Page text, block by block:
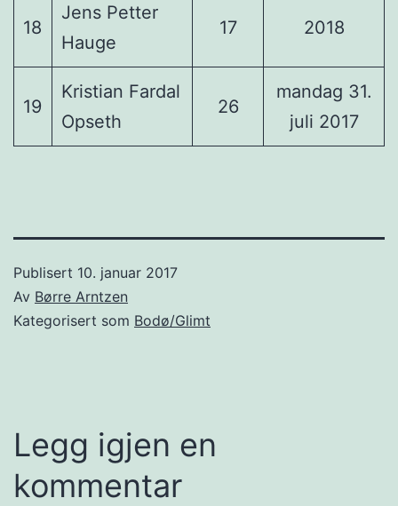
18
Jens Petter
Hauge
17 2018
19
Kristian Fardal
Opseth
26
mandag 31.
juli 2017
Publisert 10. januar 2017
Av Børre Arntzen
Kategorisert som Bodø/Glimt
Legg igjen en
kommentar